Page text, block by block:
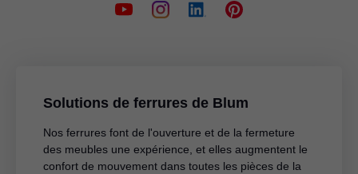
Solutions de ferrures de Blum
Nos ferrures font de l'ouverture et de la fermeture
des meubles une expérience, et elles augmentent le
confort de mouvement dans toutes les pièces de la